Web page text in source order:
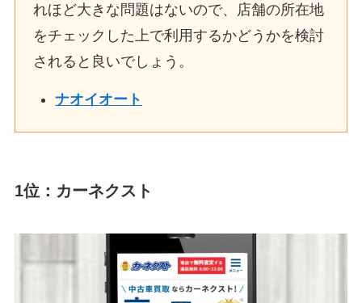
れほど大きな問題はないので、店舗の所在地
をチェックした上で利用するかどうかを検討
されると良いでしょう。
ナオイオート
1位：カーネクスト